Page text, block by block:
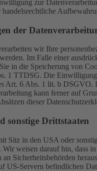
zur
der
wir Ihre
Im Falle einer
in die Speicherung von
1 TTDSG. Die
Art. 6 Abs. 1 lit. b
kann ferner auf
dieser
sonstige Drittstaaten
Sitz in den USA oder
weisen darauf hin,
Sicherheitsbehörden
US-Servern befindlichen